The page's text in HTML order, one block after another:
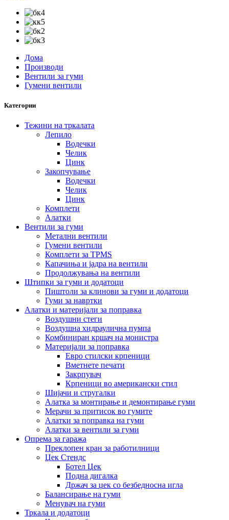
Дома
Производи
Вентили за гуми
Гумени вентили
Категории
Тежини на тркалата
Лепило
Водечки
Челик
Цинк
Закопчување
Водечки
Челик
Цинк
Комплети
Алатки
Вентили за гуми
Метални вентили
Гумени вентили
Комплети за TPMS
Капачиња и јадра на вентили
Продолжувања на вентили
Штипки за гуми и додатоци
Пиштоли за клинови за гуми и додатоци
Гуми за навртки
Алатки и материјали за поправка
Воздушни стеги
Воздушна хидраулична пумпа
Комбиниран кршач на монистра
Материјали за поправка
Евро стилски крпеници
Вметнете печати
Закрпувач
Крпеници во американски стил
Шијачи и стругалки
Алатка за монтирање и демонтирање гуми
Мерачи за притисок во гумите
Алатки за поправка на гуми
Алатки за вентили за гуми
Опрема за гаража
Преклопен кран за работилници
Џек Стендс
Ботел Џек
Подна дигалка
Држач за џек со безбедносна игла
Балансирање на гуми
Менувач на гуми
Тркала и додатоци